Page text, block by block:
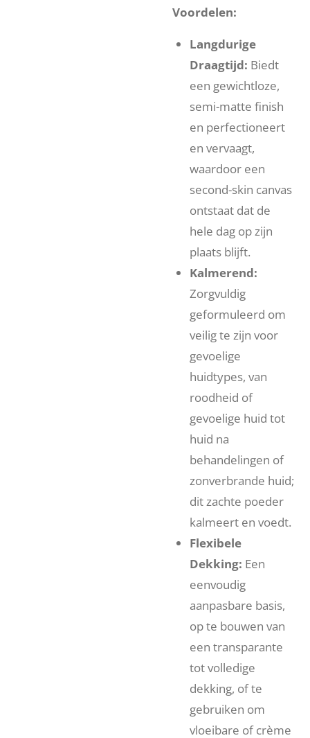
Voordelen:
Langdurige
Draagtijd: Biedt
een gewichtloze,
semi-matte finish
en perfectioneert
en vervaagt,
waardoor een
second-skin canvas
ontstaat dat de
hele dag op zijn
plaats blijft.
Kalmerend:
Zorgvuldig
geformuleerd om
veilig te zijn voor
gevoelige
huidtypes, van
roodheid of
gevoelige huid tot
huid na
behandelingen of
zonverbrande huid;
dit zachte poeder
kalmeert en voedt.
Flexibele
Dekking: Een
eenvoudig
aanpasbare basis,
op te bouwen van
een transparante
tot volledige
dekking, of te
gebruiken om
vloeibare of crème